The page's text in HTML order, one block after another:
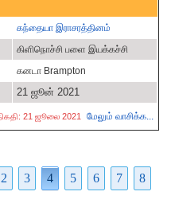
கந்தையா இராசரத்தினம்
கிளிநொச்சி பளை இயக்கச்சி
கனடா Brampton
21 ஜூன் 2021
21 ஜூலை 2021 மேலும் வாசிக்க...
2 3 4 5 6 7
8